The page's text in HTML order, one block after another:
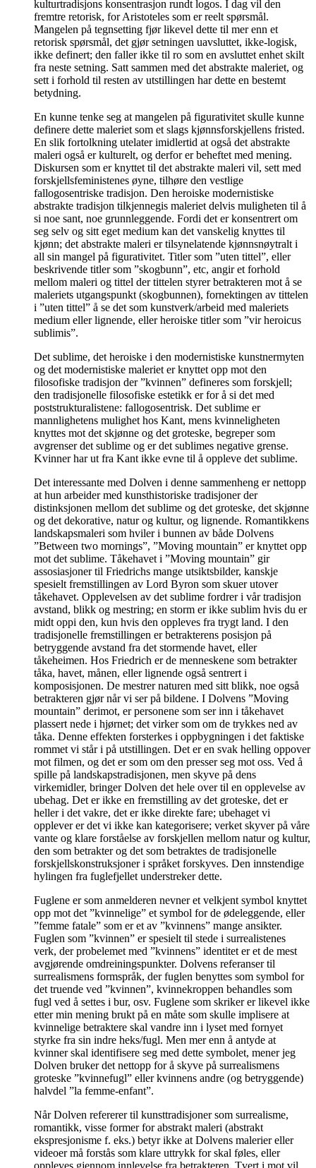
kulturtradisjons konsentrasjon rundt logos. I dag vil den
fremtre retorisk, for Aristoteles som er reelt spørsmål.
Mangelen på tegnsetting fjør likevel dette til mer enn et
retorisk spørsmål, det gjør setningen uavsluttet, ikke-logisk,
ikke definert; den faller ikke til ro som en avsluttet enhet skilt
fra neste setning. Satt sammen med det abstrakte maleriet, og
sett i forhold til resten av utstillingen har dette en bestemt
betydning.
En kunne tenke seg at mangelen på figurativitet skulle kunne
definere dette maleriet som et slags kjønnsforskjellens fristed.
En slik fortolkning utelater imidlertid at også det abstrakte
maleri også er kulturelt, og derfor er beheftet med mening.
Diskursen som er knyttet til det abstrakte maleri vil, sett med
forskjellsfeministenes øyne, tilhøre den vestlige
fallogosentriske tradisjon. Den heroiske modernistiske
abstrakte tradisjon tilkjennegis maleriet delvis muligheten til å
si noe sant, noe grunnleggende. Fordi det er konsentrert om
seg selv og sitt eget medium kan det vanskelig knyttes til
kjønn; det abstrakte maleri er tilsynelatende kjønnsnøytralt i
all sin mangel på figurativitet. Titler som ”uten tittel”, eller
beskrivende titler som ”skogbunn”, etc, angir et forhold
mellom maleri og tittel der tittelen styrer betrakteren mot å se
maleriets utgangspunkt (skogbunnen), fornektingen av tittelen
i ”uten tittel” å se det som kunstverk/arbeid med maleriets
medium eller lignende, eller heroiske titler som ”vir heroicus
sublimis”.
Det sublime, det heroiske i den modernistiske kunstnermyten
og det modernistiske maleriet er knyttet opp mot den
filosofiske tradisjon der ”kvinnen” defineres som forskjell;
den tradisjonelle filosofiske estetikk er for å si det med
poststrukturalistene: fallogosentrisk. Det sublime er
mannlighetens mulighet hos Kant, mens kvinneligheten
knyttes mot det skjønne og det groteske, begreper som
avgrenser det sublime og er det sublimes negative grense.
Kvinner har ut fra Kant ikke evne til å oppleve det sublime.
Det interessante med Dolven i denne sammenheng er nettopp
at hun arbeider med kunsthistoriske tradisjoner der
distinksjonen mellom det sublime og det groteske, det skjønne
og det dekorative, natur og kultur, og lignende. Romantikkens
landskapsmaleri som hviler i bunnen av både Dolvens
”Between two mornings”, ”Moving mountain” er knyttet opp
mot det sublime. Tåkehavet i ”Moving mountain” gir
assosiasjoner til Friedrichs mange utsiktsbilder, kanskje
spesielt fremstillingen av Lord Byron som skuer utover
tåkehavet. Opplevelsen av det sublime fordrer i vår tradisjon
avstand, blikk og mestring; en storm er ikke sublim hvis du er
midt oppi den, kun hvis den oppleves fra trygt land. I den
tradisjonelle fremstillingen er betrakterens posisjon på
betryggende avstand fra det stormende havet, eller
tåkeheimen. Hos Friedrich er de menneskene som betrakter
tåka, havet, månen, eller lignende også sentrert i
komposisjonen. De mestrer naturen med sitt blikk, noe også
betrakteren gjør når vi ser på bildene. I Dolvens ”Moving
mountain” derimot, er personene som ser inn i tåkehavet
plassert nede i hjørnet; det virker som om de trykkes ned av
tåka. Denne effekten forsterkes i oppbygningen i det faktiske
rommet vi står i på utstillingen. Det er en svak helling oppover
mot filmen, og det er som om den presser seg mot oss. Ved å
spille på landskapstradisjonen, men skyve på dens
virkemidler, bringer Dolven det hele over til en opplevelse av
ubehag. Det er ikke en fremstilling av det groteske, det er
heller i det vakre, det er ikke direkte fare; ubehaget vi
opplever er det vi ikke kan kategorisere; verket skyver på våre
vante og klare forståelse av forskjellen mellom natur og kultur,
den som betrakter og det som betraktes de tradisjonelle
forskjellskonstruksjoner i språket forskyves. Den innstendige
hylingen fra fuglefjellet understreker dette.
Fuglene er som anmelderen nevner et velkjent symbol knyttet
opp mot det ”kvinnelige” et symbol for de ødeleggende, eller
”femme fatale” som er et av ”kvinnens” mange ansikter.
Fuglen som ”kvinnen” er spesielt til stede i surrealistenes
verk, der probelemet med ”kvinnens” identitet er et de mest
avgjørende omdreiningspunkter. Dolvens referanser til
surrealismens formspråk, der fuglen benyttes som symbol for
det truende ved ”kvinnen”, kvinnekroppen behandles som
fugl ved å settes i bur, osv. Fuglene som skriker er likevel ikke
etter min mening brukt på en måte som skulle implisere at
kvinnelige betraktere skal vandre inn i lyset med fornyet
styrke fra sin indre heks/fugl. Men mer enn å antyde at
kvinner skal identifisere seg med dette symbolet, mener jeg
Dolven bruker det nettopp for å skyve på surrealismens
groteske ”kvinnefugl” eller kvinnens andre (og betryggende)
halvdel ”la femme-enfant”.
Når Dolven refererer til kunsttradisjoner som surrealisme,
romantikk, visse former for abstrakt maleri (abstrakt
ekspresjonisme f. eks.) betyr ikke at Dolvens malerier eller
videoer må forstås som klare uttrykk for skal føles, eller